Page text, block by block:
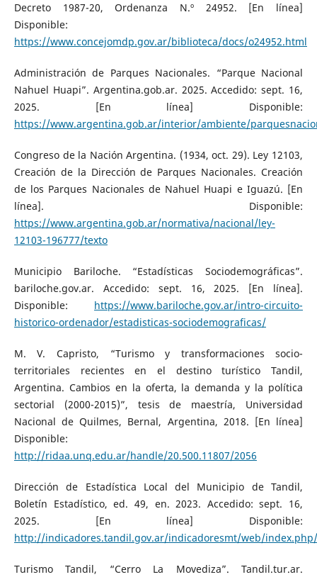
Decreto 1987-20, Ordenanza N.º 24952. [En línea]
Disponible:
https://www.concejomdp.gov.ar/biblioteca/docs/o24952.html
Administración de Parques Nacionales. “Parque Nacional
Nahuel Huapi”. Argentina.gob.ar. 2025. Accedido: sept. 16,
2025. [En línea] Disponible:
https://www.argentina.gob.ar/interior/ambiente/
Congreso de la Nación Argentina. (1934, oct. 29). Ley 12103,
Creación de la Dirección de Parques Nacionales. Creación
de los Parques Nacionales de Nahuel Huapi e Iguazú. [En
línea]. Disponible:
https://www.argentina.gob.ar/normativa/nacional/ley-
12103-196777/texto
Municipio Bariloche. “Estadísticas Sociodemográficas”.
bariloche.gov.ar. Accedido: sept. 16, 2025. [En línea].
Disponible: https://www.bariloche.gov.ar/intro-circuito-
historico-ordenador/estadisticas-sociodemograficas/
M. V. Capristo, “Turismo y transformaciones socio-
territoriales recientes en el destino turístico Tandil,
Argentina. Cambios en la oferta, la demanda y la política
sectorial (2000-2015)”, tesis de maestría, Universidad
Nacional de Quilmes, Bernal, Argentina, 2018. [En línea]
Disponible:
http://ridaa.unq.edu.ar/handle/20.500.11807/2056
Dirección de Estadística Local del Municipio de Tandil,
Boletín Estadístico, ed. 49, en. 2023. Accedido: sept. 16,
2025. [En línea] Disponible:
http://indicadores.tandil.gov.ar/indicadoresmt/web/
Turismo Tandil, “Cerro La Movediza”. Tandil.tur.ar.